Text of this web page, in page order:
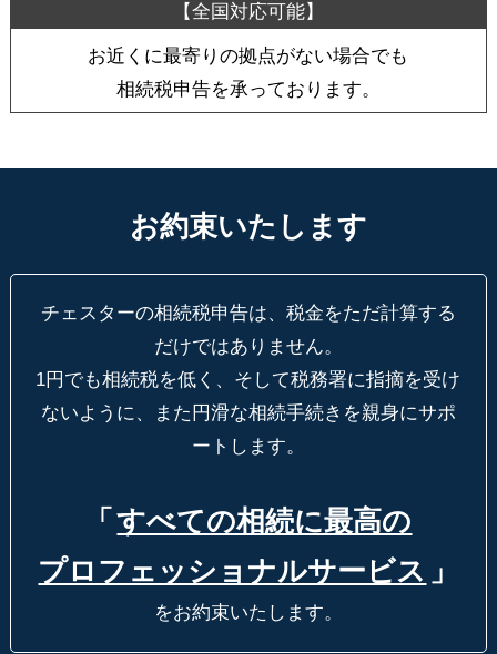
お近くに最寄りの拠点がない場合でも
相続税申告を承っております。
お約束いたします
チェスターの相続税申告は、税金をただ計算する
だけではありません。
1円でも相続税を低く、そして税務署に指摘を受け
ないように、
また円滑な相続手続きを親身にサポ
ートします。
「 すべての相続に最高の
プロフェッショナルサービス 」
をお約束いたします。